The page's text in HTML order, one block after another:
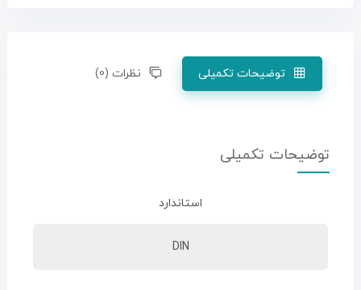
توضیحات تکمیلی نظرات (0)
توضیحات تکمیلی
استاندارد
DIN